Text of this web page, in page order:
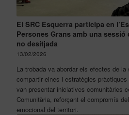
El SRC Esquerra participa en
Persones Grans amb una
no desitjada
13/02/2026
La trobada va abordar els efectes de
compartir eines i estratègies
van presentar iniciatives comunitàries
Comunitària, reforçant el compromís
emocional del territori.